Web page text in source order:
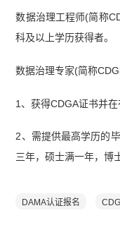
数据治理工程师(简称
科及以上学历获得者。
数据治理专家(简称
1、获得CDGA证书并在
2、需提供最高学历的
三年，硕士满一年，博
DAMA认证报名